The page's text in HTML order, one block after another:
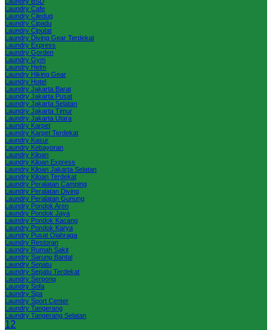
Laundry Cafe
Laundry Ciledug
Laundry Cipadu
Laundry Ciputat
Laundry Diving Gear Terdekat
Laundry Express
Laundry Gorden
Laundry Gym
Laundry Helm
Laundry Hiking Gear
Laundry Hotel
Laundry Jakarta Barat
Laundry Jakarta Pusat
Laundry Jakarta Selatan
Laundry Jakarta Timur
Laundry Jakarta Utara
Laundry Karpet
Laundry Karpet Terdekat
Laundry Kasur
Laundry Kebayoran
Laundry Kiloan
Laundry Kiloan Express
Laundry Kiloan Jakarta Selatan
Laundry Kiloan Terdekat
Laundry Peralatan Camping
Laundry Peralatan Diving
Laundry Peralatan Gunung
Laundry Pondok Aren
Laundry Pondok Jaya
Laundry Pondok Kacang
Laundry Pondok Karya
Laundry Pusat Olahraga
Laundry Restoran
Laundry Rumah Sakit
Laundry Sarung Bantal
Laundry Sepatu
Laundry Sepatu Terdekat
Laundry Serpong
Laundry Sofa
Laundry Spa
Laundry Sport Center
Laundry Tangerang
Laundry Tangerang Selatan
12